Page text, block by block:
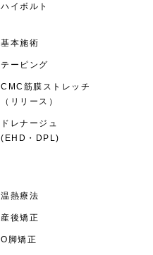
ハイボルト
基本施術
テーピング
CMC筋膜ストレッチ
（リリース）
ドレナージュ
(EHD・DPL)
温熱療法
産後矯正
O脚矯正